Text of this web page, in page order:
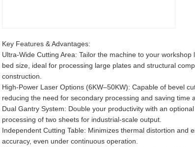
Key Features & Advantages:
Ultra-Wide Cutting Area: Tailor the machine to your
bed size, ideal for processing large plates and structural
construction.
High-Power Laser Options (6KW–50KW): Capable of bevel
reducing the need for secondary processing and saving time
Dual Gantry System: Double your productivity with an
processing of two sheets for industrial-scale output.
Independent Cutting Table: Minimizes thermal distortion and
accuracy, even under continuous operation.